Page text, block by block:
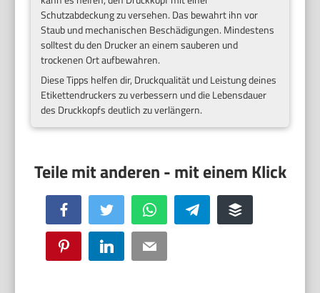
Schutzabdeckung zu versehen. Das bewahrt ihn vor
Staub und mechanischen Beschädigungen. Mindestens
solltest du den Drucker an einem sauberen und
trockenen Ort aufbewahren.
Diese Tipps helfen dir, Druckqualität und Leistung deines
Etikettendruckers zu verbessern und die Lebensdauer
des Druckkopfs deutlich zu verlängern.
Facebook Twitter WhatsApp Telegram Buffer
Pinterest LinkedIn Email